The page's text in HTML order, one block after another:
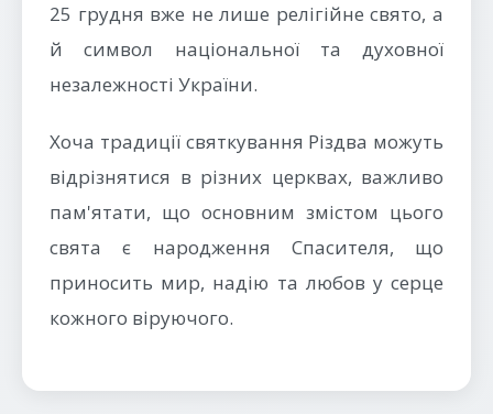
25 грудня вже не лише релігійне свято, а
й символ національної та духовної
незалежності України.
Хоча традиції святкування Різдва можуть
відрізнятися в різних церквах, важливо
пам'ятати, що основним змістом цього
свята є народження Спасителя, що
приносить мир, надію та любов у серце
кожного віруючого.